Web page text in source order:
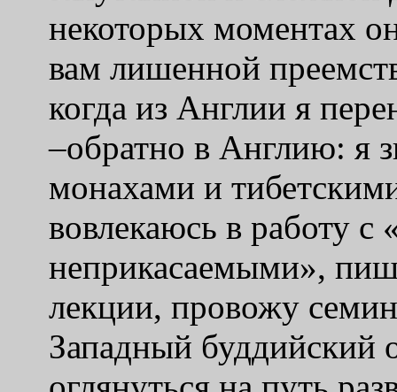
некоторых моментах
вам лишенной
когда из Англии я
–обратно в Англию: я
монахами и
вовлекаюсь в работу с
неприкасаемыми»,
лекции, провожу
Западный буддийский